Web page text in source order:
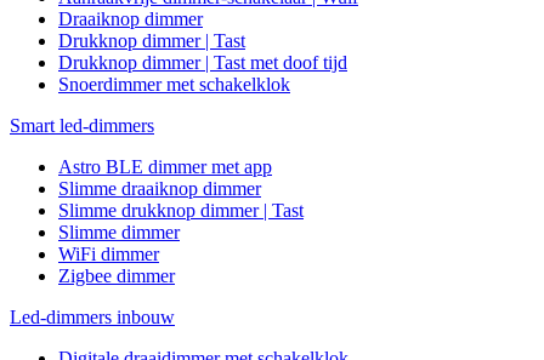
Draaiknop dimmer
Drukknop dimmer | Tast
Drukknop dimmer | Tast met doof tijd
Snoerdimmer met schakelklok
Smart led-dimmers
Astro BLE dimmer met app
Slimme draaiknop dimmer
Slimme drukknop dimmer | Tast
Slimme dimmer
WiFi dimmer
Zigbee dimmer
Led-dimmers inbouw